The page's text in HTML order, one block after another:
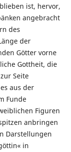
ist, hervor,
angebracht
des
der
Götter vorne
Gottheit, die
Seite
aus der
Funde
Figuren
anbringen
Darstellungen
in